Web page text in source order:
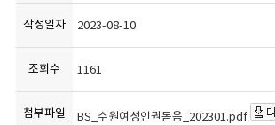
작성일자 2023-08-10
조회수 1161
첨부파일 BS_수원여성인권돋음_202301.pdf